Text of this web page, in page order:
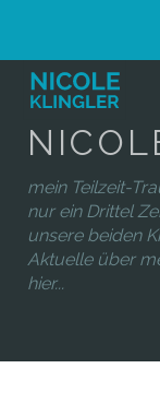
mein Teilzeit-
nur ein Drittel
unsere beiden
Aktuelle über
hier...